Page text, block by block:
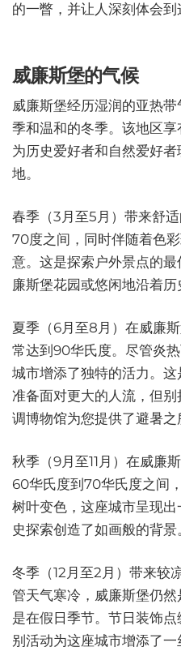
的一瞥，并让人深刻体会到
威廉斯堡的气候
威廉斯堡经历湿润的亚热
季和温和的冬季。该地区
为历史爱好者和自然爱好
地。
春季（3月至5月）带来舒
70度之间，同时伴随着色
意。这是探索户外景点的
廉斯堡花园或悠闲地沿着历
夏季（6月至8月）在威廉
常达到90华氏度。尽管炎
城市增添了独特的活力。
准备面对更大的人流，但
调博物馆为您提供了避暑之
秋季（9月至11月）在威廉
60华氏度到70华氏度之间
树叶变色，这座城市呈现
史探索创造了如画般的背景
冬季（12月至2月）带来较
管天气寒冷，威廉斯堡仍
是在假日季节。节日装饰
别活动为这座城市增添了一